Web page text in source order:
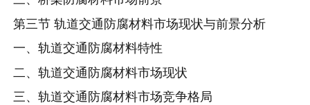
第三节 轨道交通防腐材料市场现状与前景分析
一、轨道交通防腐材料特性
二、轨道交通防腐材料市场现状
三、轨道交通防腐材料市场竞争格局